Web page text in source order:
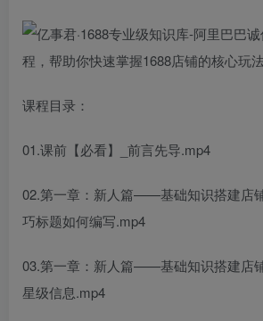
课程目录：
01.课前【必看】_前言先导.mp4
02.第一章：新人篇——基础知识搭建店
巧标题如何编写.mp4
03.第一章：新人篇——基础知识搭建店
星级信息.mp4